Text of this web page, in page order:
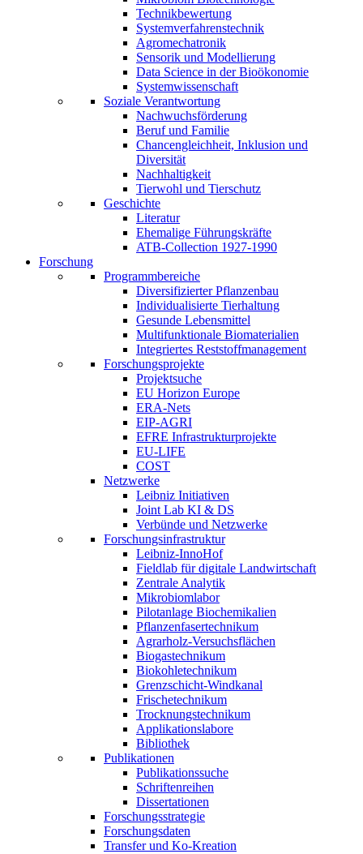
Technikbewertung
Systemverfahrenstechnik
Agromechatronik
Sensorik und Modellierung
Data Science in der Bioökonomie
Systemwissenschaft
Soziale Verantwortung
Nachwuchsförderung
Beruf und Familie
Chancengleichheit, Inklusion und
Diversität
Nachhaltigkeit
Tierwohl und Tierschutz
Geschichte
Literatur
Ehemalige Führungskräfte
ATB-Collection 1927-1990
Forschung
Programmbereiche
Diversifizierter Pflanzenbau
Individualisierte Tierhaltung
Gesunde Lebensmittel
Multifunktionale Biomaterialien
Integriertes Reststoffmanagement
Forschungsprojekte
Projektsuche
EU Horizon Europe
ERA-Nets
EIP-AGRI
EFRE Infrastrukturprojekte
EU-LIFE
COST
Netzwerke
Leibniz Initiativen
Joint Lab KI & DS
Verbünde und Netzwerke
Forschungsinfrastruktur
Leibniz-InnoHof
Fieldlab für digitale Landwirtschaft
Zentrale Analytik
Mikrobiomlabor
Pilotanlage Biochemikalien
Pflanzenfasertechnikum
Agrarholz-Versuchsflächen
Biogastechnikum
Biokohletechnikum
Grenzschicht-Windkanal
Frischetechnikum
Trocknungstechnikum
Applikationslabore
Bibliothek
Publikationen
Publikationssuche
Schriftenreihen
Dissertationen
Forschungsstrategie
Forschungsdaten
Transfer und Ko-Kreation